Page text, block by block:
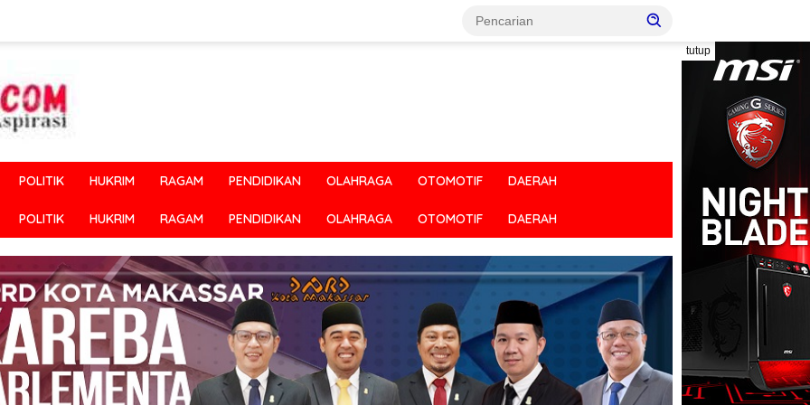
tutup
POLITIK HUKRIM RAGAM PENDIDIKAN OLAHRAGA OTOMOTIF DAERAH
POLITIK HUKRIM RAGAM PENDIDIKAN OLAHRAGA OTOMOTIF DAERAH